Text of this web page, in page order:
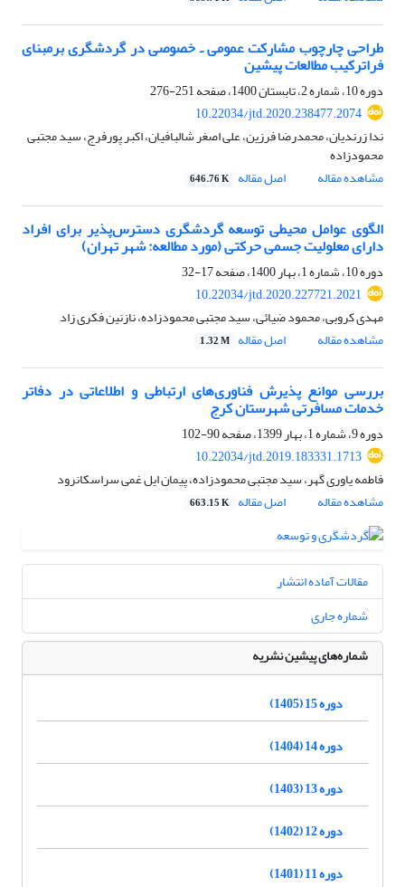
طراحی چارچوب مشارکت عمومی ـ خصوصی در گردشگری برمبنای
فراترکیب مطالعات پیشین
دوره 10، شماره 2، تابستان 1400، صفحه
251-276
10.22034/jtd.2020.238477.2074
ندا زرندیان، محمدرضا فرزین، علی اصغر شالبافیان، اکبر پورفرج، سید مجتبی
محمودزاده
مشاهده مقاله
اصل مقاله 646.76 K
الگوی عوامل محیطی توسعه گردشگری دسترس‌پذیر برای افراد
دارای معلولیت جسمی حرکتی (مورد مطالعه: شهر تهران)
دوره 10، شماره 1، بهار 1400، صفحه
17-32
10.22034/jtd.2020.227721.2021
مهدی کروبی، محمود ضیائی، سید مجتبی محمودزاده، نازنین فکری زاد
مشاهده مقاله
اصل مقاله 1.32 M
بررسی موانع پذیرش فناوری‌های ارتباطی و اطلاعاتی در دفاتر
خدمات مسافرتی شهرستان کرج
دوره 9، شماره 1، بهار 1399، صفحه
90-102
10.22034/jtd.2019.183331.1713
فاطمه یاوری گهر، سید مجتبی محمودزاده، پیمان ایل غمی سراسکانرود
مشاهده مقاله
اصل مقاله 663.15 K
مقالات آماده انتشار
شماره جاری
شماره‌های پیشین نشریه
دوره 15 (1405)
دوره 14 (1404)
دوره 13 (1403)
دوره 12 (1402)
دوره 11 (1401)